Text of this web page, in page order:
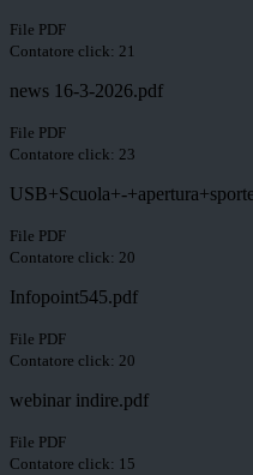
File PDF
Contatore click: 21
news 16-3-2026.pdf
File PDF
Contatore click: 23
USB+Scuola+-
File PDF
Contatore click: 20
Infopoint545.pdf
File PDF
Contatore click: 20
webinar indire.pdf
File PDF
Contatore click: 15